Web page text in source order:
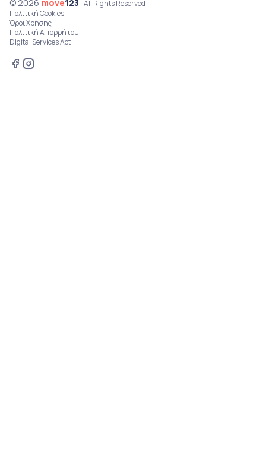
© 2026 move123 · All Rights Reserved
Πολιτική Cookies
Όροι Χρήσης
Πολιτική Απορρήτου
Digital Services Act